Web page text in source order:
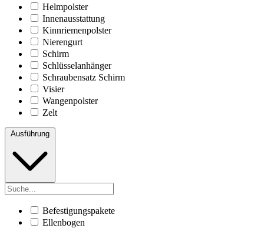
Helmpolster
Innenausstattung
Kinnriemenpolster
Nierengurt
Schirm
Schlüsselanhänger
Schraubensatz Schirm
Visier
Wangenpolster
Zelt
Ausführung
Befestigungspakete
Ellenbogen